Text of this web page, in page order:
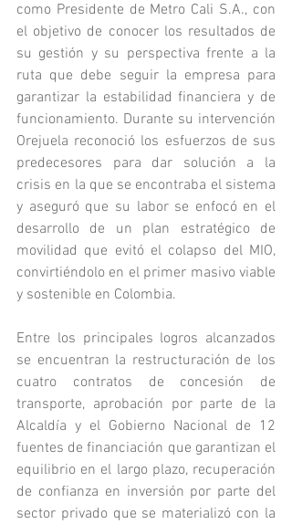
como Presidente de Metro Cali S.A., con
el objetivo de conocer los resultados de
su gestión y su perspectiva frente a la
ruta que debe seguir la empresa para
garantizar la estabilidad financiera y de
funcionamiento. Durante su intervención
Orejuela reconoció los esfuerzos de sus
predecesores para dar solución a la
crisis en la que se encontraba el sistema
y aseguró que su labor se enfocó en el
desarrollo de un plan estratégico de
movilidad que evitó el colapso del MIO,
convirtiéndolo en el primer masivo viable
y sostenible en Colombia.
Entre los principales logros alcanzados
se encuentran la restructuración de los
cuatro contratos de concesión de
transporte, aprobación por parte de la
Alcaldía y el Gobierno Nacional de 12
fuentes de financiación que garantizan el
equilibrio en el largo plazo, recuperación
de confianza en inversión por parte del
sector privado que se materializó con la